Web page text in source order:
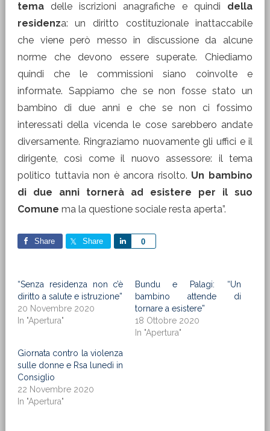
temadelle iscrizioni anagrafiche e quindi della
residenza: un diritto costituzionale inattaccabile
che viene però messo in discussione da alcune
norme che devono essere superate. Chiediamo
quindi che le commissioni siano coinvolte e
informate. Sappiamo che se non fosse stato un
bambino di due anni e che se non ci fossimo
interessati della vicenda le cose sarebbero andate
diversamente. Ringraziamo nuovamente gli uffici e il
dirigente, così come il nuovo assessore: il tema
politico tuttavia non è ancora risolto. Un bambino
di due anni tornerà ad esistere per il suo
Comune ma la questione sociale resta aperta”.
Share Share 0
Share
“Senza residenza non c’è
diritto a salute e istruzione”
20 Novembre 2020
In "Apertura"
Bundu e Palagi: “Un
bambino attende di
tornare a esistere”
18 Ottobre 2020
In "Apertura"
Giornata contro la violenza
sulle donne e Rsa lunedì in
Consiglio
22 Novembre 2020
In "Apertura"